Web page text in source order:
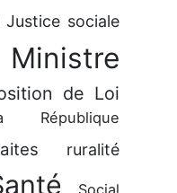
Justice sociale
Ministre
de Loi
ruralité
Social